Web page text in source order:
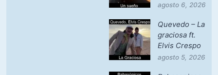
agosto 6, 2026
Quevedo – La
graciosa ft.
Elvis Crespo
agosto 5, 2026